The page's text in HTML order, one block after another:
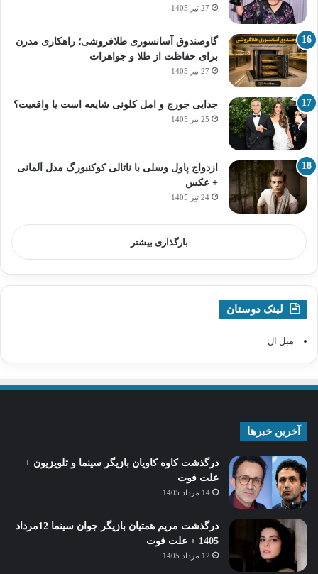
27 تیر 1405
گاوصندوق آسانسوری طلافروشی؛ راهکاری مدرن
برای حفاظت از طلا و جواهرات
27 تیر 1405
جدایی جورج و امل کلونی شایعه است یا واقعیت؟
25 تیر 1405
ازدواج پاول وسلی با ناتالی کوکنبورگ مدل آلمانی
+ عکس
24 تیر 1405
بارگذاری بیشتر
لینک دوستان
مبل ال
آخرین خبرها
درگذشت کاوه کاویان بازیگر سینما و تلویزیون +
علت فوت
14 مرداد 1405
درگذشت مریم همتیان بازیگر جوان سینما 12مرداد
1405 + علت فوت
12 مرداد 1405